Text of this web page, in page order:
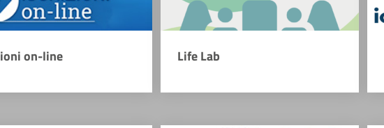
on-line Life Lab